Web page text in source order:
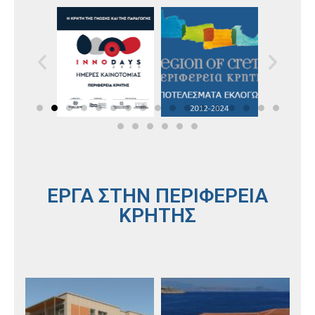
ΕΡΓΑ ΣΤΗΝ ΠΕΡΙΦΕΡΕΙΑ
ΚΡΗΤΗΣ